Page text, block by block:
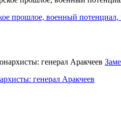
прошлое, военный потенциал,
генерал Аракчеев